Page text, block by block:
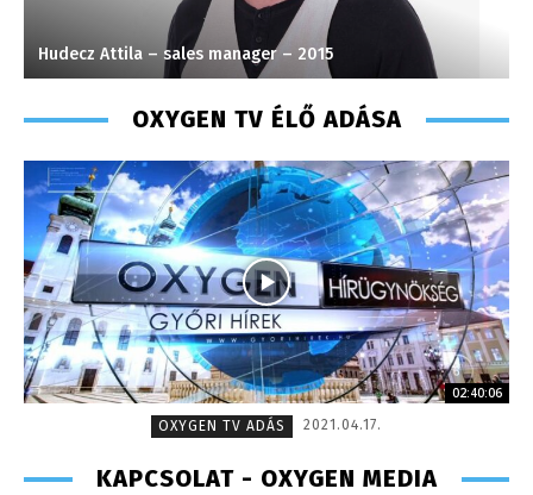
Hudecz Attila – sales manager – 2015
OXYGEN TV ÉLŐ ADÁSA
02:40:06
OXYGEN TV ADÁS
2021.04.17.
KAPCSOLAT - OXYGEN MEDIA